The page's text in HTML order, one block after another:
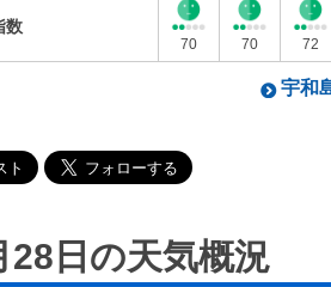
数
70 70 72
宇和
28日の天気概況